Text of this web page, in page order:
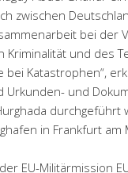
zwischen
bei der
Kriminalität und des
bei Katastrophen“,
Urkunden- und
in Frankfurt am
EU-Militärmission